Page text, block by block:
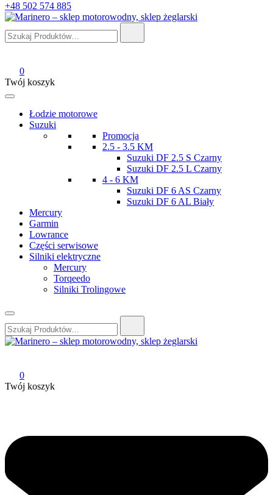
+48 502 574 885
Marinero – sklep motorowodny, sklep żeglarski
Sklep motorowodny, Sklep żeglarski, części do silników,
0
Twój koszyk
Łodzie motorowe
Suzuki
Promocja
2.5 - 3.5 KM
Suzuki DF 2.5 S Czarny
Suzuki DF 2.5 L Czarny
4 - 6 KM
Suzuki DF 6 AS Czarny
Suzuki DF 6 AL Biały
Mercury
Garmin
Lowrance
Części serwisowe
Silniki elektryczne
Mercury
Torqeedo
Silniki Trolingowe
wyposażenie łodzi motorowych, elektronika morska
0
Twój koszyk